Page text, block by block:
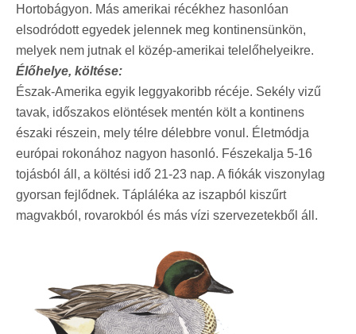
Hortobágyon. Más amerikai récékhez hasonlóan
elsodródott egyedek jelennek meg kontinensünkön,
melyek nem jutnak el közép-amerikai telelőhelyeikre.
Élőhelye, költése:
Észak-Amerika egyik leggyakoribb récéje. Sekély vizű
tavak, időszakos elöntések mentén költ a kontinens
északi részein, mely télre délebbre vonul. Életmódja
európai rokonához nagyon hasonló. Fészekalja 5-16
tojásból áll, a költési idő 21-23 nap. A fiókák viszonylag
gyorsan fejlődnek. Tápláléka az iszapból kiszűrt
magvakból, rovarokból és más vízi szervezetekből áll.